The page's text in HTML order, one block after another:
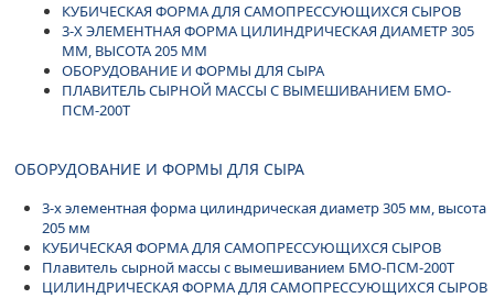
КУБИЧЕСКАЯ ФОРМА ДЛЯ САМОПРЕССУЮЩИХСЯ СЫРОВ
3-Х ЭЛЕМЕНТНАЯ ФОРМА ЦИЛИНДРИЧЕСКАЯ ДИАМЕТР 305
ММ, ВЫСОТА 205 ММ
ОБОРУДОВАНИЕ И ФОРМЫ ДЛЯ СЫРА
ПЛАВИТЕЛЬ СЫРНОЙ МАССЫ С ВЫМЕШИВАНИЕМ БМО-
ПСМ-200Т
ОБОРУДОВАНИЕ И ФОРМЫ ДЛЯ СЫРА
3-х элементная форма цилиндрическая диаметр 305 мм, высота
205 мм
КУБИЧЕСКАЯ ФОРМА ДЛЯ САМОПРЕССУЮЩИХСЯ СЫРОВ
Плавитель сырной массы с вымешиванием БМО-ПСМ-200Т
ЦИЛИНДРИЧЕСКАЯ ФОРМА ДЛЯ САМОПРЕССУЮЩИХСЯ СЫРОВ